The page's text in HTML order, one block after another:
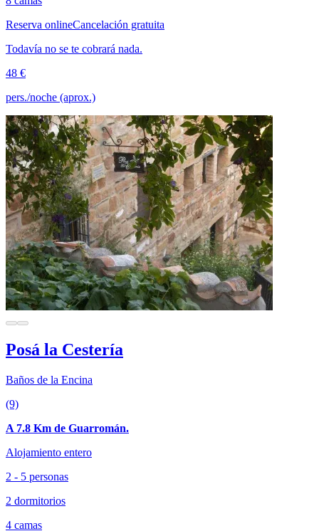
Reserva onlineCancelación gratuita
Todavía no se te cobrará nada.
48 €
pers./noche (aprox.)
Posá la Cestería
Baños de la Encina
(9)
A 7.8 Km de Guarromán.
Alojamiento entero
2 - 5 personas
2 dormitorios
4 camas